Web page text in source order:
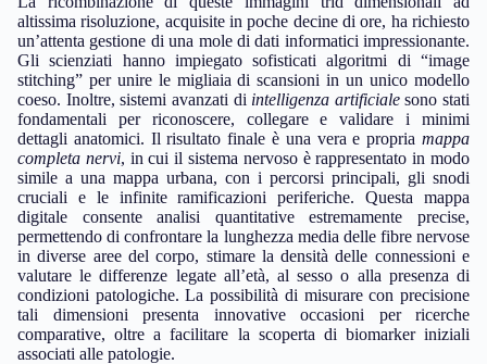
altissima risoluzione, acquisite in poche decine di ore, ha richiesto
un’attenta gestione di una mole di dati informatici impressionante.
Gli scienziati hanno impiegato sofisticati algoritmi di “image
stitching” per unire le migliaia di scansioni in un unico modello
coeso. Inoltre, sistemi avanzati di intelligenza artificialesono stati
fondamentali per riconoscere, collegare e validare i minimi
dettagli anatomici. Il risultato finale è una vera e propria mappa
completa nervi, in cui il sistema nervoso è rappresentato in modo
simile a una mappa urbana, con i percorsi principali, gli snodi
cruciali e le infinite ramificazioni periferiche. Questa mappa
digitale consente analisi quantitative estremamente precise,
permettendo di confrontare la lunghezza media delle fibre nervose
in diverse aree del corpo, stimare la densità delle connessioni e
valutare le differenze legate all’età, al sesso o alla presenza di
condizioni patologiche. La possibilità di misurare con precisione
tali dimensioni presenta innovative occasioni per ricerche
comparative, oltre a facilitare la scoperta di biomarker iniziali
associati alle patologie.